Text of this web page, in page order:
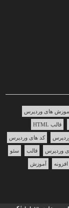
های وردپرس
قالب HTML
کد های وردپرس
وردپرس قالب سئو
افزونه آموزش